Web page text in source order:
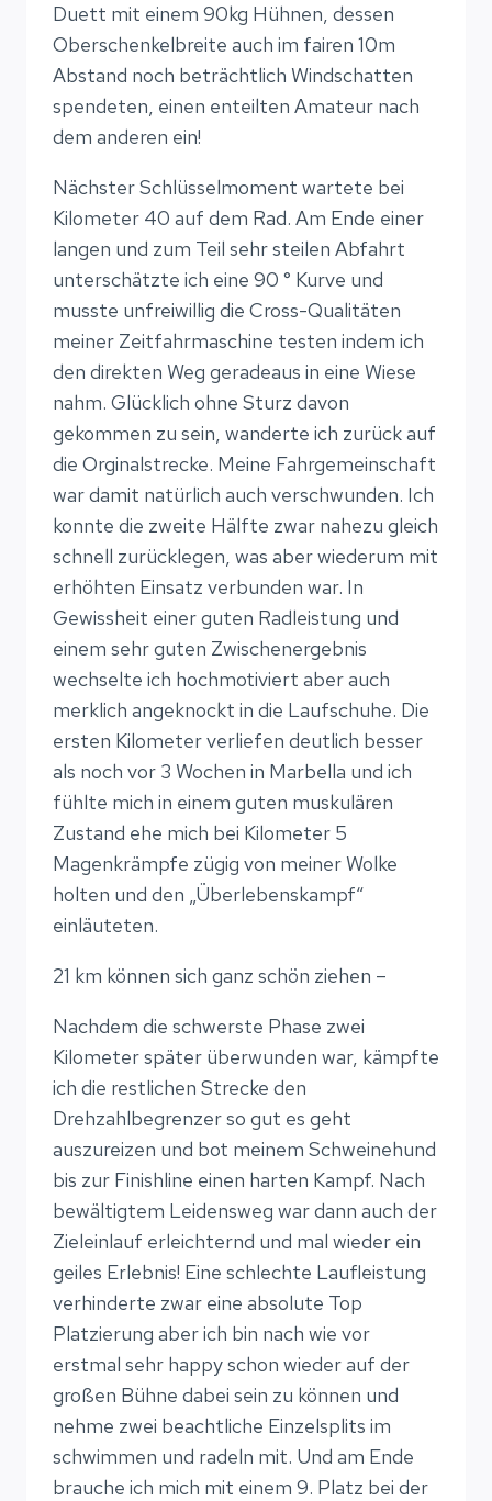
Duett mit einem 90kg Hühnen, dessen
Oberschenkelbreite auch im fairen 10m
Abstand noch beträchtlich Windschatten
spendeten, einen enteilten Amateur nach
dem anderen ein!
Nächster Schlüsselmoment wartete bei
Kilometer 40 auf dem Rad. Am Ende einer
langen und zum Teil sehr steilen Abfahrt
unterschätzte ich eine 90 ° Kurve und
musste unfreiwillig die Cross-Qualitäten
meiner Zeitfahrmaschine testen indem ich
den direkten Weg geradeaus in eine Wiese
nahm. Glücklich ohne Sturz davon
gekommen zu sein, wanderte ich zurück auf
die Orginalstrecke. Meine Fahrgemeinschaft
war damit natürlich auch verschwunden. Ich
konnte die zweite Hälfte zwar nahezu gleich
schnell zurücklegen, was aber wiederum mit
erhöhten Einsatz verbunden war. In
Gewissheit einer guten Radleistung und
einem sehr guten Zwischenergebnis
wechselte ich hochmotiviert aber auch
merklich angeknockt in die Laufschuhe. Die
ersten Kilometer verliefen deutlich besser
als noch vor 3 Wochen in Marbella und ich
fühlte mich in einem guten muskulären
Zustand ehe mich bei Kilometer 5
Magenkrämpfe zügig von meiner Wolke
holten und den „Überlebenskampf“
einläuteten.
21 km können sich ganz schön ziehen –
Nachdem die schwerste Phase zwei
Kilometer später überwunden war, kämpfte
ich die restlichen Strecke den
Drehzahlbegrenzer so gut es geht
auszureizen und bot meinem Schweinehund
bis zur Finishline einen harten Kampf. Nach
bewältigtem Leidensweg war dann auch der
Zieleinlauf erleichternd und mal wieder ein
geiles Erlebnis! Eine schlechte Laufleistung
verhinderte zwar eine absolute Top
Platzierung aber ich bin nach wie vor
erstmal sehr happy schon wieder auf der
großen Bühne dabei sein zu können und
nehme zwei beachtliche Einzelsplits im
schwimmen und radeln mit. Und am Ende
brauche ich mich mit einem 9. Platz bei der